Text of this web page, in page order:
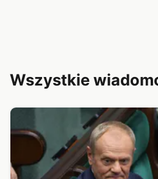
Wszystkie